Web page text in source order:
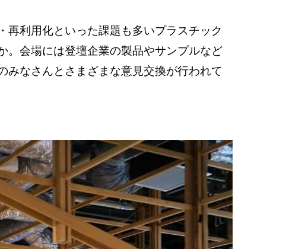
利用化といった課題も多いプラスチック
。会場には登壇企業の製品やサンプルなど
みなさんとさまざまな意見交換が行われて